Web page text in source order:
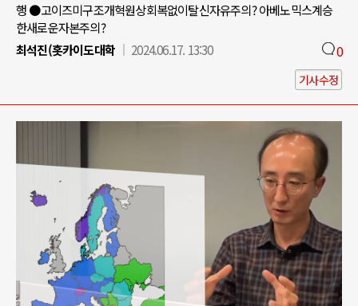
행 ●고이즈미구조개혁원상회복없이탈신자유주의? 아베노믹스계승
한새로운자본주의?
최석진(홋카이도대학
2024.06.17. 13:30 0
기사수정